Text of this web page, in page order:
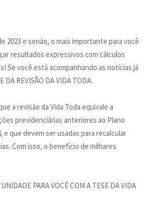
2023 e senão, o mais importante para você
resultados expressivos com cálculos
Se você está acompanhando as notícias já
REVISÃO DA VIDA TODA.
a revisão da Vida Toda equivale a
previdenciárias anteriores ao Plano
e que devem ser usadas para recalcular
Com isso, o benefício de milhares
PARA VOCÊ COM A TESE DA VIDA